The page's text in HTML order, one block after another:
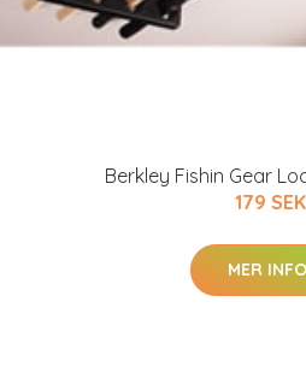
Berkley Fishin Gear
179 SEK
MER